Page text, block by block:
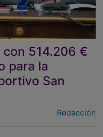
514.206 €
para la
San